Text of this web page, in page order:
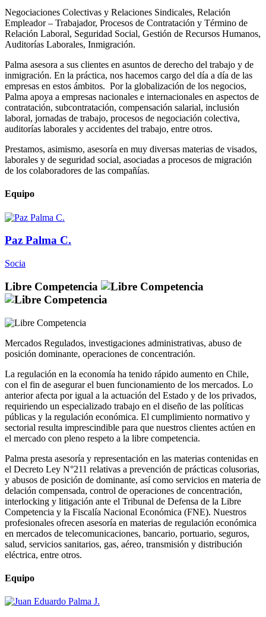
Negociaciones Colectivas y Relaciones Sindicales, Relación
Empleador – Trabajador, Procesos de Contratación y Término de
Relación Laboral, Seguridad Social, Gestión de Recursos Humanos,
Auditorías Laborales, Inmigración.
Palma asesora a sus clientes en asuntos de derecho del trabajo y de
inmigración. En la práctica, nos hacemos cargo del día a día de las
empresas en estos ámbitos. Por la globalización de los negocios,
Palma apoya a empresas nacionales e internacionales en aspectos de
contratación, subcontratación, compensación salarial, inclusión
laboral, jornadas de trabajo, procesos de negociación colectiva,
auditorías laborales y accidentes del trabajo, entre otros.
Prestamos, asimismo, asesoría en muy diversas materias de visados,
laborales y de seguridad social, asociadas a procesos de migración
de los colaboradores de las compañías.
Equipo
Paz Palma C.
Socia
Libre Competencia
Mercados Regulados, investigaciones administrativas, abuso de
posición dominante, operaciones de concentración.
La regulación en la economía ha tenido rápido aumento en Chile,
con el fin de asegurar el buen funcionamiento de los mercados. Lo
anterior afecta por igual a la actuación del Estado y de los privados,
requiriendo un especializado trabajo en el diseño de las políticas
públicas y la regulación económica. El cumplimiento normativo y
sectorial resulta imprescindible para que nuestros clientes actúen en
el mercado con pleno respeto a la libre competencia.
Palma presta asesoría y representación en las materias contenidas en
el Decreto Ley N°211 relativas a prevención de prácticas colusorias,
y abusos de posición de dominante, así como servicios en materia de
delación compensada, control de operaciones de concentración,
interlocking y litigación ante el Tribunal de Defensa de la Libre
Competencia y la Fiscalía Nacional Económica (FNE). Nuestros
profesionales ofrecen asesoría en materias de regulación económica
en mercados de telecomunicaciones, bancario, portuario, seguros,
salud, servicios sanitarios, gas, aéreo, transmisión y distribución
eléctrica, entre otros.
Equipo